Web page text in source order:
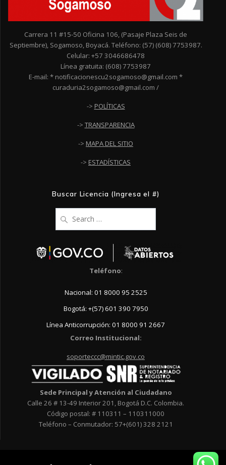
Carrera 11 #15-50 Oficina 106, (Pasaje Plaza Seis de
Septiembre), Sogamoso, Boyacá. Teléfono: (57) (608) 7753987.
Celular: +57 3046686478
Línea gratuita: (608) 7753987
E-mail: * notificacionescu2sogamoso@gmail.com *
curaduria2sogamoso@gmail.com /
-> POLÍTICAS
-> TRANSPARENCIA
-> MAPA DEL SITIO
-> ESTADÍSTICAS
Buscar Licencia (Ingresa el #)
for:
Teléfono:
Nacional: 01 8000 95 2525
Bogotá: +(57) 601 390 7950
Línea Anticorrupción: 01 8000 91 2667
Correo Institucional:
soporteccc@mintic.gov.co
Sede Principal y Atención al Ciudadano
Calle 26 # 13-49 Interior 201, Bogotá D.C. Colombia.
Código postal: # 110311 – 110311000
Teléfono – Conmutador: 57+(601) 328 2121